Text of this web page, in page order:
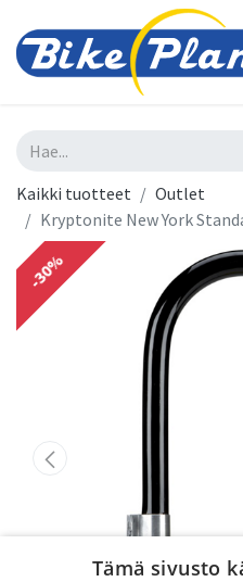
Kaikki tuotteet
Outlet
Kryptonite New York
-30%
Tämä sivusto